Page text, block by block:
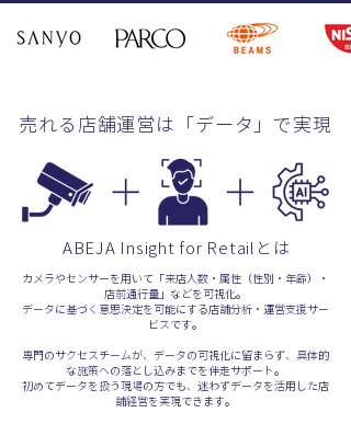
売れる店舗運営は「データ」で実現
ABEJA Insight for Retailとは
カメラやセンサーを用いて「来店人数・属性（性別・年齢）・
店前通行量」などを可視化。
データに基づく意思決定を可能にする店舗分析・運営支援サー
ビスです。
専門のサクセスチームが、データの可視化に留まらず、具体的
な施策への落とし込みまでを伴走サポート。
初めてデータを扱う現場の方でも、迷わずデータを活用した店
舗経営を実現できます。